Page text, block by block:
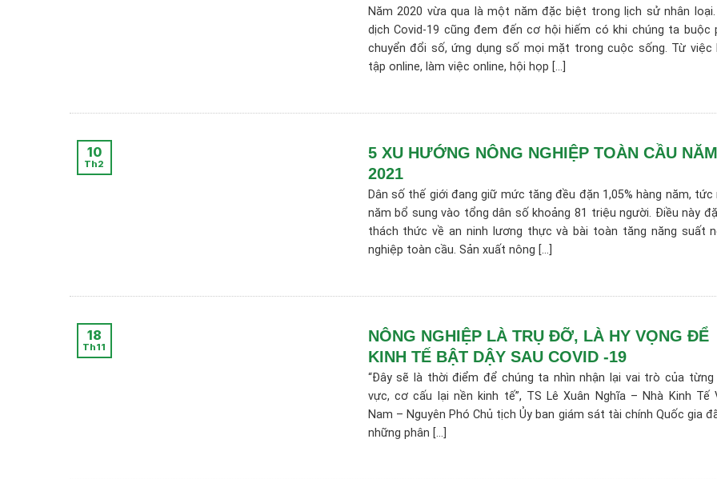
Năm 2020 vừa qua là một năm đặc biệt trong lịch sử nhân
dịch Covid-19 cũng đem đến cơ hội hiếm có khi chúng ta buộc
chuyển đổi số, ứng dụng số mọi mặt trong cuộc sống. Từ việc
tập online, làm việc online, hội họp [...]
5 XU HƯỚNG NÔNG NGHIỆP TOÀN CẦU NĂM
2021
Dân số thế giới đang giữ mức tăng đều đặn 1,05% hàng năm, tức
năm bổ sung vào tổng dân số khoảng 81 triệu người. Điều này
thách thức về an ninh lương thực và bài toàn tăng năng suất
nghiệp toàn cầu. Sản xuất nông [...]
10
Th2
NÔNG NGHIỆP LÀ TRỤ ĐỠ, LÀ HY VỌNG ĐỂ
KINH TẾ BẬT DẬY SAU COVID -19
“Đây sẽ là thời điểm để chúng ta nhìn nhận lại vai trò của từng
vực, cơ cấu lại nền kinh tế”, TS Lê Xuân Nghĩa – Nhà Kinh Tế
Nam – Nguyên Phó Chủ tịch Ủy ban giám sát tài chính Quốc gia
những phân [...]
18
Th11